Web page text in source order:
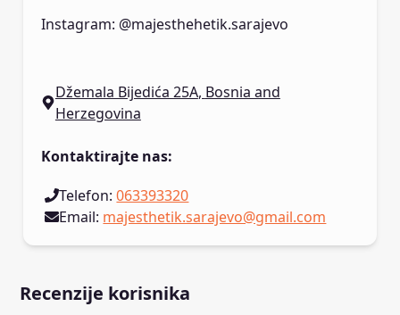
Instagram: @majesthehetik.sarajevo
Džemala Bijedića 25A, Bosnia and
Herzegovina
Kontaktirajte nas:
Telefon: 063393320
Email: majesthetik.sarajevo@gmail.com
Recenzije korisnika